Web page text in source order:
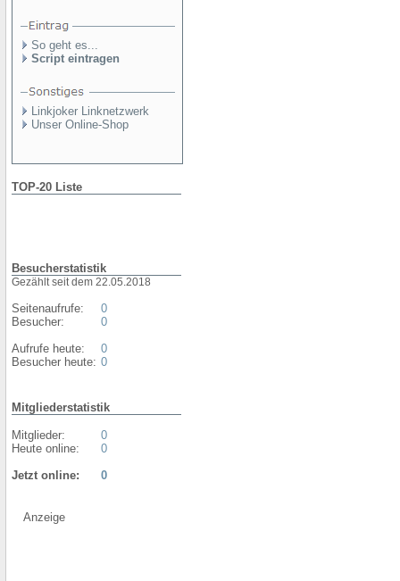
So geht es...
Script eintragen
Linkjoker Linknetzwerk
Unser Online-Shop
TOP-20 Liste
Besucherstatistik
Gezählt seit dem 22.05.2018
Seitenaufrufe:
Besucher:
Aufrufe heute:
Besucher heute:
0
0
0
0
Mitgliederstatistik
Mitglieder:
Heute online:
0
0
Jetzt online:
0
Anzeige